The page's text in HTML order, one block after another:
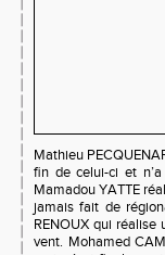
Mathieu
fin de celui-ci et
Mamadou YATTE
jamais fait de
RENOUX qui
vent. Mohamed